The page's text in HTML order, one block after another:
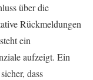
über die
Rückmeldungen
ein
aufzeigt. Ein
dass